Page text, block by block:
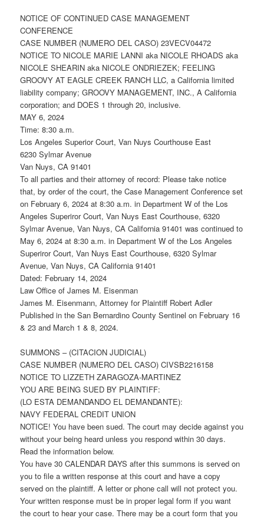
NOTICE OF CONTINUED CASE MANAGEMENT
CONFERENCE
CASE NUMBER (NUMERO DEL CASO) 23VECV04472
NOTICE TO NICOLE MARIE LANNI aka NICOLE RHOADS aka
NICOLE SHEARIN aka NICOLE ONDRIEZEK; FEELING
GROOVY AT EAGLE CREEK RANCH LLC, a California limited
liability company; GROOVY MANAGEMENT, INC., A California
corporation; and DOES 1 through 20, inclusive.
MAY 6, 2024
Time: 8:30 a.m.
Los Angeles Superior Court, Van Nuys Courthouse East
6230 Sylmar Avenue
Van Nuys, CA 91401
To all parties and their attorney of record: Please take notice
that, by order of the court, the Case Management Conference set
on February 6, 2024 at 8:30 a.m. in Department W of the Los
Angeles Superiror Court, Van Nuys East Courthouse, 6320
Sylmar Avenue, Van Nuys, CA California 91401 was continued to
May 6, 2024 at 8:30 a.m. in Department W of the Los Angeles
Superiror Court, Van Nuys East Courthouse, 6320 Sylmar
Avenue, Van Nuys, CA California 91401
Dated: February 14, 2024
Law Office of James M. Eisenman
James M. Eisenmann, Attorney for Plaintiff Robert Adler
Published in the San Bernardino County Sentinel on February 16
& 23 and March 1 & 8, 2024.
SUMMONS – (CITACION JUDICIAL)
CASE NUMBER (NUMERO DEL CASO) CIVSB2216158
NOTICE TO LIZZETH ZARAGOZA-MARTINEZ
YOU ARE BEING SUED BY PLAINTIFF:
(LO ESTA DEMANDANDO EL DEMANDANTE):
NAVY FEDERAL CREDIT UNION
NOTICE! You have been sued. The court may decide against you
without your being heard unless you respond within 30 days.
Read the information below.
You have 30 CALENDAR DAYS after this summons is served on
you to file a written response at this court and have a copy
served on the plaintiff. A letter or phone call will not protect you.
Your written response must be in proper legal form if you want
the court to hear your case. There may be a court form that you